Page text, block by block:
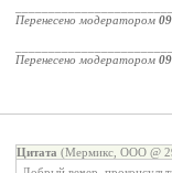
Перенесено модератором
Перенесено модератором
Цитата (Мермикс, ООО @